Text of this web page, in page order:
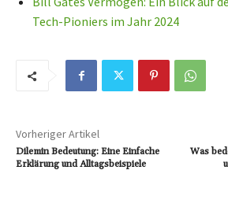
Tech-Pioniers im Jahr 2024
Vorheriger Artikel
Dilemin Bedeutung: Eine Einfache
Erklärung und Alltagsbeispiele
Was